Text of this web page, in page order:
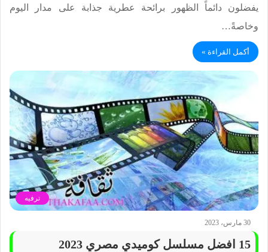
يفضلون دائماً الظهور برائحة عطرية جذابة على مدار اليوم
وخاصةً…
أكمل القراءة »
ترفيه
30 مارس، 2023
15 افضل مسلسل كوميدي مصري 2023